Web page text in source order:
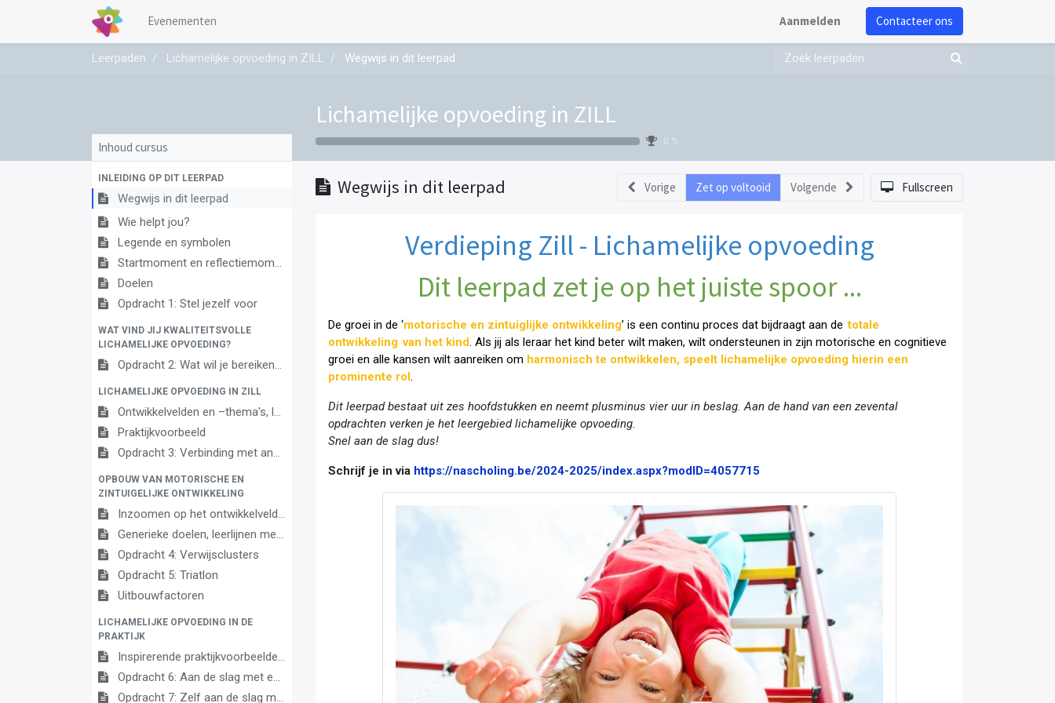
Evenementen Aanmelden Contacteer ons
Leerpaden Lichamelijke opvoeding in ZILL Wegwijs in dit leerpad
Lichamelijke opvoeding in ZILL
0 %
Inhoud cursus
INLEIDING OP DIT LEERPAD
Wegwijs in dit leerpad
Wie helpt jou?
Legende en symbolen
Startmoment en reflectiemoment
Doelen
Opdracht 1: Stel jezelf voor
WAT VIND JIJ KWALITEITSVOLLE
LICHAMELIJKE OPVOEDING?
Opdracht 2: Wat wil je bereiken?
LICHAMELIJKE OPVOEDING IN ZILL
Ontwikkelvelden en –thema's, leeruitkomsten en doelen
Praktijkvoorbeeld
Opdracht 3: Verbinding met andere ontwikkelvelden
OPBOUW VAN MOTORISCHE EN
ZINTUIGELIJKE ONTWIKKELING
Inzoomen op het ontwikkelveld motorische en zintuiglijke ontwikkeling
Generieke doelen, leerlijnen met ontwikkelstappen en verwijsclusters
Opdracht 4: Verwijsclusters
Opdracht 5: Triatlon
Uitbouwfactoren
LICHAMELIJKE OPVOEDING IN DE
PRAKTIJK
Inspirerende praktijkvoorbeelden
Opdracht 6: Aan de slag met een praktijkvoorbeeld
Opdracht 7: Zelf aan de slag met doelen
Wegwijs in dit leerpad Vorige Zet op voltooid Volgende Fullscreen
Verdieping Zill - Lichamelijke opvoeding
Dit leerpad zet je op het juiste spoor ...
De groei in de ‘motorische en zintuiglijke ontwikkeling’ is een continu proces dat bijdraagt aan detotale
ontwikkeling van het kind . Als jij als leraar het kind beter wilt maken, wilt ondersteunen in zijn motorische en cognitieve
groei en alle kansen wilt aanreiken om harmonisch te ontwikkelen, speelt lichamelijke opvoeding hierin een
prominente rol
Dit leerpad bestaat uit zes hoofdstukken en neemt plusminus vier uur in beslag. Aan de hand van een zevental
opdrachten verken je het leergebied lichamelijke opvoeding.
Snel aan de slag dus!
Schrijf je in via https://nascholing.be/2024-2025/index.aspx?modID=4057715